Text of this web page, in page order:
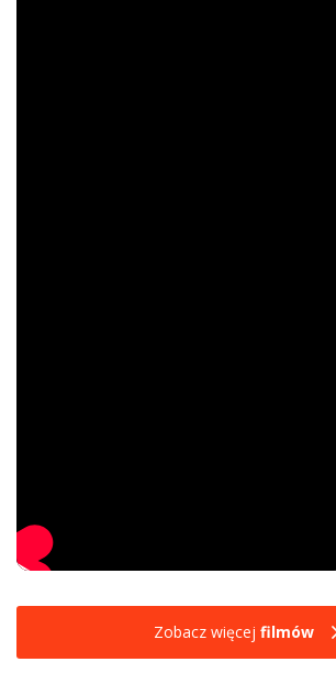
Zobacz więcej filmów